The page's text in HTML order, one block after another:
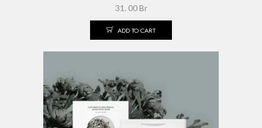
31. 00Br
ADD TO CART